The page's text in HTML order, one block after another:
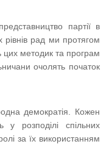
партії в
рівнів рад ми протягом
цих методик та програм
очолять початок
демократія. Кожен
у розподілі спільних
за їх використанням